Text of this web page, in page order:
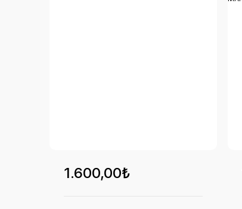
1.600,00₺